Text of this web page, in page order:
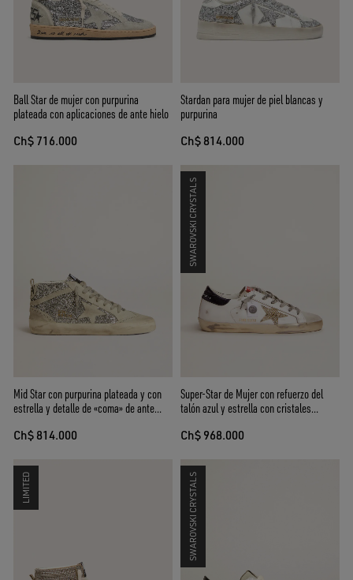
Ball Star de mujer con purpurina
plateada con aplicaciones de ante hielo
Ch$ 716.000
Stardan para mujer de piel blancas y
purpurina
Ch$ 814.000
Mid Star con purpurina plateada y con
estrella y detalle de «coma» de ante
Ch$ 814.000
SWAROVSKI CRYSTALS
Super-Star de Mujer con refuerzo del
talón azul y estrella con cristales
Ch$ 968.000
LIMITED SWAROVSKI CRYSTALS